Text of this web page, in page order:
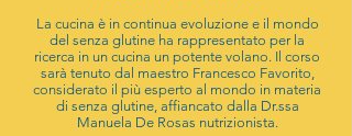
La cucina è in continua evoluzione e il mondo
del senza glutine ha rappresentato per la
ricerca in un cucina un potente volano. Il corso
sarà tenuto dal maestro Francesco Favorito,
considerato il più esperto al mondo in materia
di senza glutine, affiancato dalla Dr.ssa
Manuela De Rosas nutrizionista.